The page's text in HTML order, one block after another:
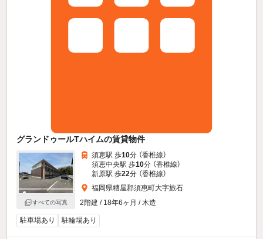
グランドゥールTハイムの賃貸物件
すべての写真
須恵駅 歩10分 （香椎線）
須恵中央駅 歩10分 （香椎線）
新原駅 歩22分 （香椎線）
福岡県糟屋郡須惠町大字旅石
2階建 / 18年6ヶ月 / 木造
駐車場あり 駐輪場あり